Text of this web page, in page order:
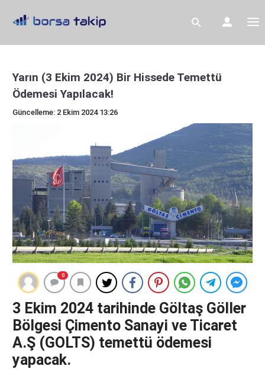
Yarın (3 Ekim 2024) Bir Hissede Temettü
Ödemesi Yapılacak!
Güncelleme: 2 Ekim 2024 13:26
0
3 Ekim 2024 tarihinde Göltaş Göller
Bölgesi Çimento Sanayi ve Ticaret
A.Ş (GOLTS) temettü ödemesi
yapacak.